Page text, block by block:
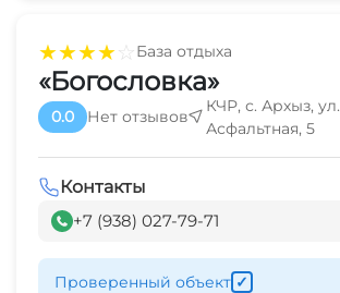
★★★★☆База отдыха
«Богословка»
0.0 Нет отзывов
КЧР, с. Архыз,
Асфальтная, 5
Контакты
+7 (938) 027-79-71
Проверенный объект ✓